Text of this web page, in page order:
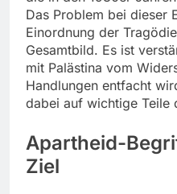
Das Problem bei dieser
Einordnung der
Gesamtbild. Es ist
mit Palästina vom
Handlungen entfacht
dabei auf wichtige Teile
Apartheid-
Ziel